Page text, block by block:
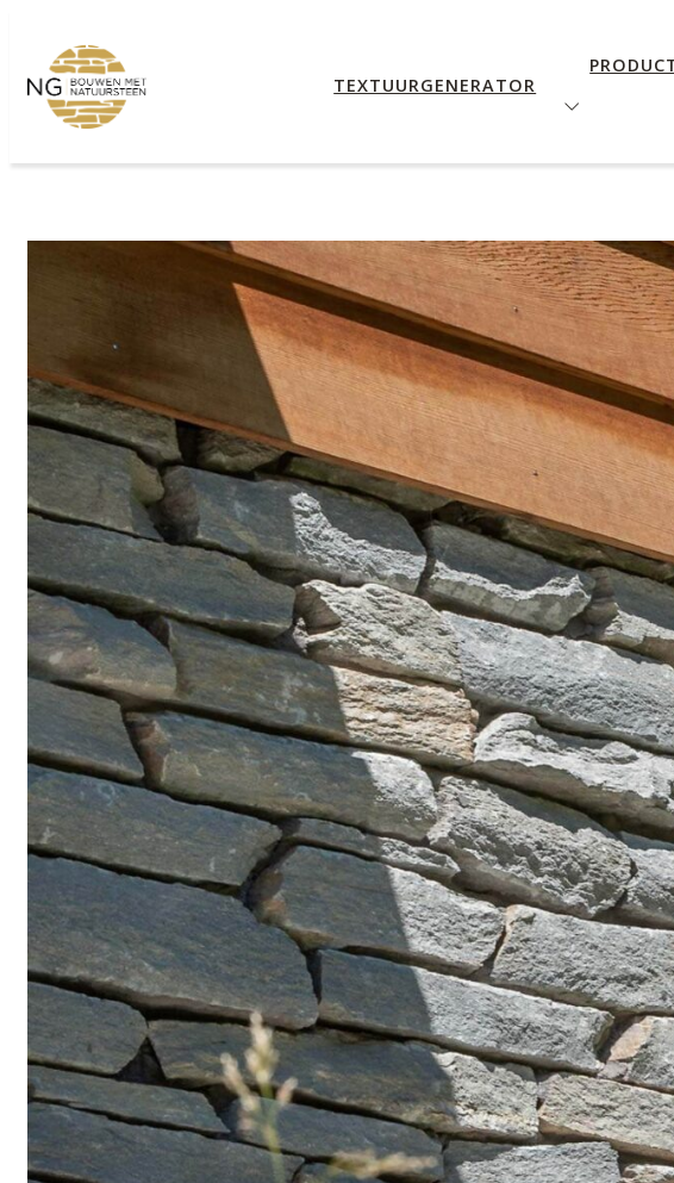
TEXTUURGENERATOR